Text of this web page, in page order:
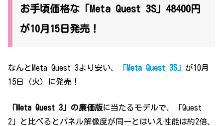
お手頃価格な「Meta Quest 3S」48400円
が10月15日発売！
なんとMeta Quest 3より安い、 「Meta Quest 3S」 が10月
15日（火）に発売！
「Meta Quest 3」の廉価版に当たるモデルで、「Quest
2」と比べるとパネル解像度が同一とはいえ性能は約2倍、